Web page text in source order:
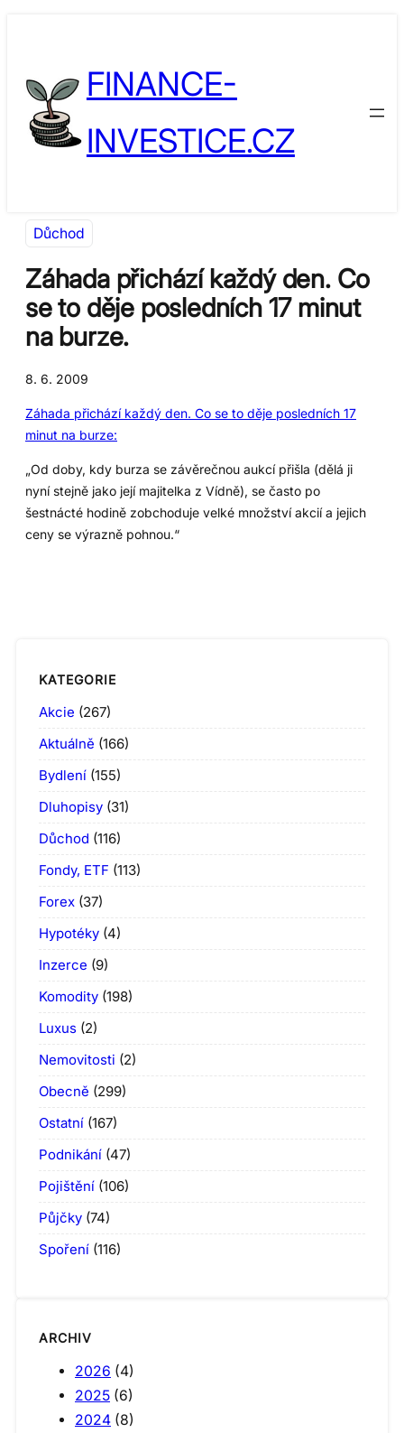
FINANCE-
INVESTICE.CZ
Důchod
Záhada přichází každý den. Co
se to děje posledních 17 minut
na burze.
8. 6. 2009
Záhada přichází každý den. Co se to děje posledních 17
minut na burze:
„Od doby, kdy burza se závěrečnou aukcí přišla (dělá ji
nyní stejně jako její majitelka z Vídně), se často po
šestnácté hodině zobchoduje velké množství akcií a jejich
ceny se výrazně pohnou.“
KATEGORIE
Akcie (267)
Aktuálně (166)
Bydlení (155)
Dluhopisy (31)
Důchod (116)
Fondy, ETF (113)
Forex (37)
Hypotéky (4)
Inzerce (9)
Komodity (198)
Luxus (2)
Nemovitosti (2)
Obecně (299)
Ostatní (167)
Podnikání (47)
Pojištění (106)
Půjčky (74)
Spoření (116)
ARCHIV
2026 (4)
2025 (6)
2024 (8)